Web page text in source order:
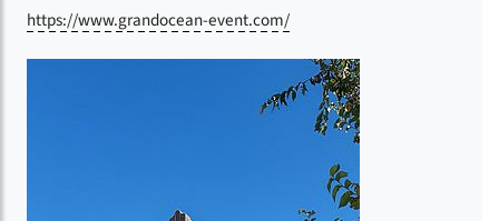
https://www.grandocean-event.com/